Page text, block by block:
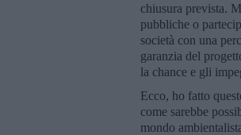
chiusura prevista.
pubbliche o
società con una
garanzia del
la chance e gli
Ecco, ho fatto
come sarebbe
mondo